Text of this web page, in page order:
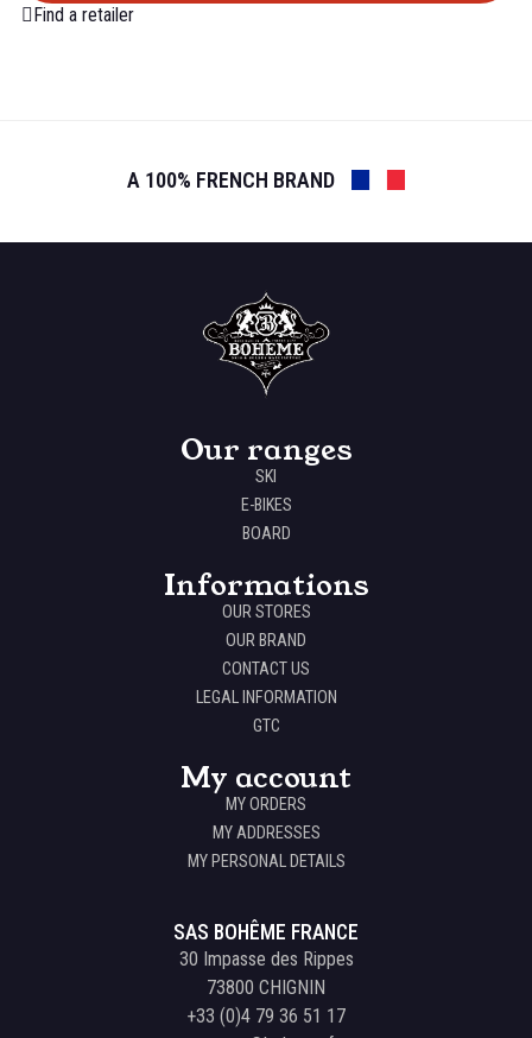
Find a retailer
A 100% FRENCH BRAND
Our ranges
SKI
E-BIKES
BOARD
Informations
OUR STORES
OUR BRAND
CONTACT US
LEGAL INFORMATION
GTC
My account
MY ORDERS
MY ADDRESSES
MY PERSONAL DETAILS
SAS BOHÊME FRANCE
30 Impasse des Rippes
73800 CHIGNIN
+33 (0)4 79 36 51 17